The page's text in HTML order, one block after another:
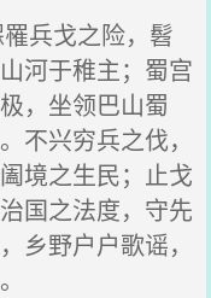
兵戈之险，髫
河于稚主；蜀宫
，坐领巴山蜀
不兴穷兵之伐，
境之生民；止戈
国之法度，守先
乡野户户歌谣，